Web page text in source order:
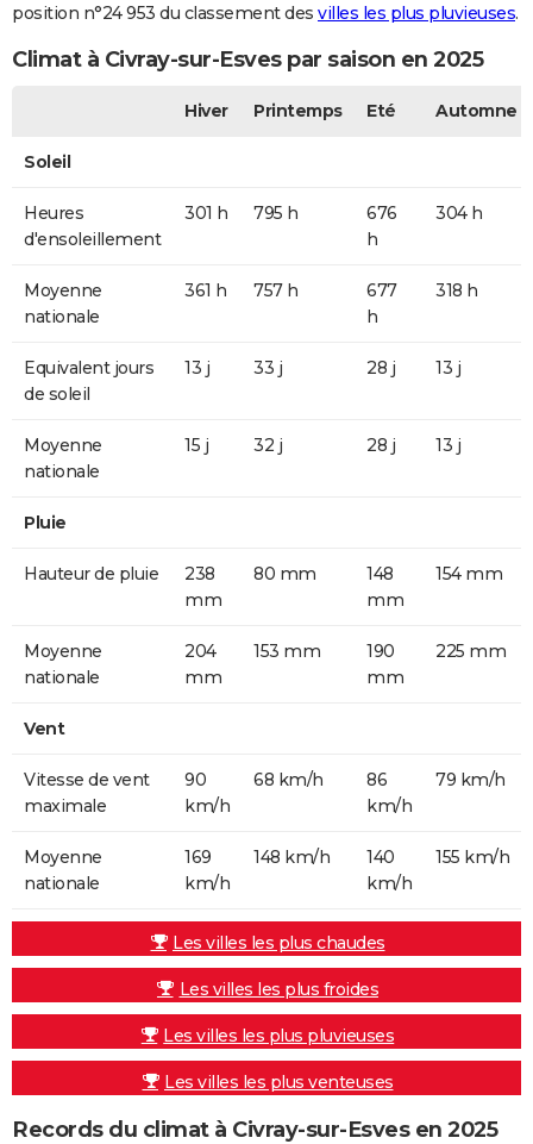
position n°24 953 du classement des villes les plus pluvieuses.
Climat à Civray-sur-Esves par saison en 2025
Hiver Printemps Eté Automne
Soleil
Heures
d'ensoleillement
301 h 795 h
676
h
304 h
Moyenne
nationale
361 h 757 h
677
h
318 h
Equivalent jours
de soleil
13 j 33 j 28 j 13 j
Moyenne
nationale
15 j 32 j 28 j 13 j
Pluie
Hauteur de pluie
238
mm
80 mm
148
mm
154 mm
Moyenne
nationale
204
mm
153 mm
190
mm
225 mm
Vent
Vitesse de vent
maximale
90
km/h
68 km/h
86
km/h
79 km/h
Moyenne
nationale
169
km/h
148 km/h
140
km/h
155 km/h
Les villes les plus chaudes
Les villes les plus froides
Les villes les plus pluvieuses
Les villes les plus venteuses
Records du climat à Civray-sur-Esves en 2025